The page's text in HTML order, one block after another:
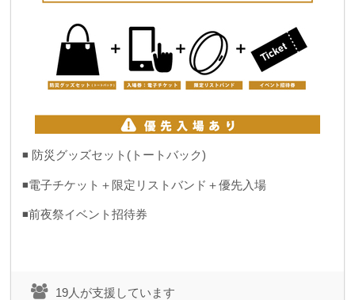
◾️ 防災グッズセット(トートバック)
◾️電子チケット＋限定リストバンド＋優先入場
◾️前夜祭イベント招待券
19人が支援しています